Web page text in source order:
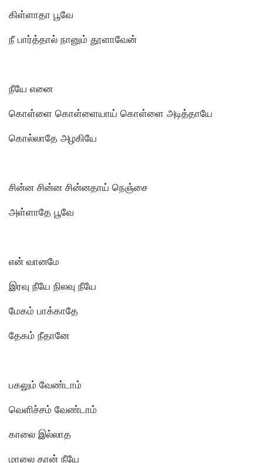
கிள்ளாதா பூவே
நீ பார்த்தால் நானும் தூளாவேன்
நீயே எனை
கொள்ளை கொள்ளையாய் கொள்ளை அடித்தாயே
கொல்லாதே அழகியே
சின்ன சின்ன சின்னதாய் நெஞ்சை
அள்ளாதே பூவே
என் வானமே
இரவு நீயே நிலவு நீயே
மேகம் பாக்காதே
தேகம் நீதானே
பகலும் வேண்டாம்
வெளிச்சம் வேண்டாம்
காலை இல்லாத
மாலை தான் நீயே